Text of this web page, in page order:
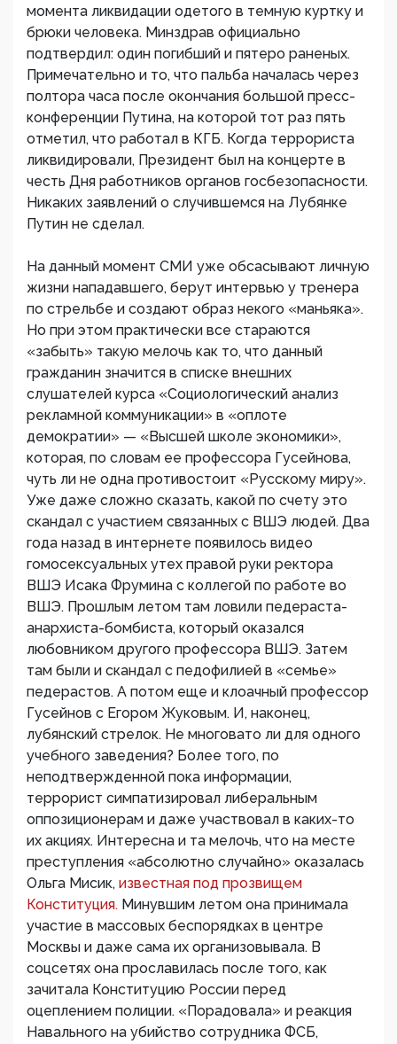
момента ликвидации одетого в темную куртку и
брюки человека. Минздрав официально
подтвердил: один погибший и пятеро раненых.
Примечательно и то, что пальба началась через
полтора часа после окончания большой пресс-
конференции Путина, на которой тот раз пять
отметил, что работал в КГБ. Когда террориста
ликвидировали, Президент был на концерте в
честь Дня работников органов госбезопасности.
Никаких заявлений о случившемся на Лубянке
Путин не сделал.
На данный момент СМИ уже обсасывают личную
жизни нападавшего, берут интервью у тренера
по стрельбе и создают образ некого «маньяка».
Но при этом практически все стараются
«забыть» такую мелочь как то, что данный
гражданин значится в списке внешних
слушателей курса «Социологический анализ
рекламной коммуникации» в «оплоте
демократии» — «Высшей школе экономики»,
которая, по словам ее профессора Гусейнова,
чуть ли не одна противостоит «Русскому миру».
Уже даже сложно сказать, какой по счету это
скандал с участием связанных с ВШЭ людей. Два
года назад в интернете появилось видео
гомосексуальных утех правой руки ректора
ВШЭ Исака Фрумина с коллегой по работе во
ВШЭ. Прошлым летом там ловили педераста-
анархиста-бомбиста, который оказался
любовником другого профессора ВШЭ. Затем
там были и скандал с педофилией в «семье»
педерастов. А потом еще и клоачный профессор
Гусейнов с Егором Жуковым. И, наконец,
лубянский стрелок. Не многовато ли для одного
учебного заведения? Более того, по
неподтвержденной пока информации,
террорист симпатизировал либеральным
оппозиционерам и даже участвовал в каких-то
их акциях. Интересна и та мелочь, что на месте
преступления «абсолютно случайно» оказалась
Ольга Мисик, известная под прозвищем
Конституция. Минувшим летом она принимала
участие в массовых беспорядках в центре
Москвы и даже сама их организовывала. В
соцсетях она прославилась после того, как
зачитала Конституцию России перед
оцеплением полиции. «Порадовала» и реакция
Навального на убийство сотрудника ФСБ,